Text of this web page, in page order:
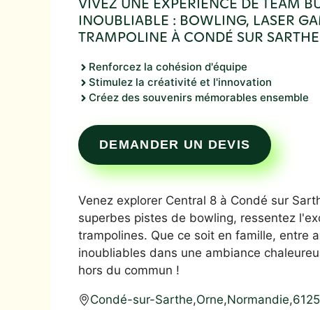
INOUBLIABLE : BOWLING, LASER
TRAMPOLINE À CONDÉ SUR
Renforcez la cohésion d'équipe
Stimulez la créativité et l'innovation
Créez des souvenirs mémorables ensemble
DEMANDER UN DEVIS
Venez explorer Central 8 à Condé sur
superbes pistes de bowling, ressentez
trampolines. Que ce soit en famille, entre
inoubliables dans une ambiance
hors du commun !
Condé-sur-Sarthe,Orne,Normandie,